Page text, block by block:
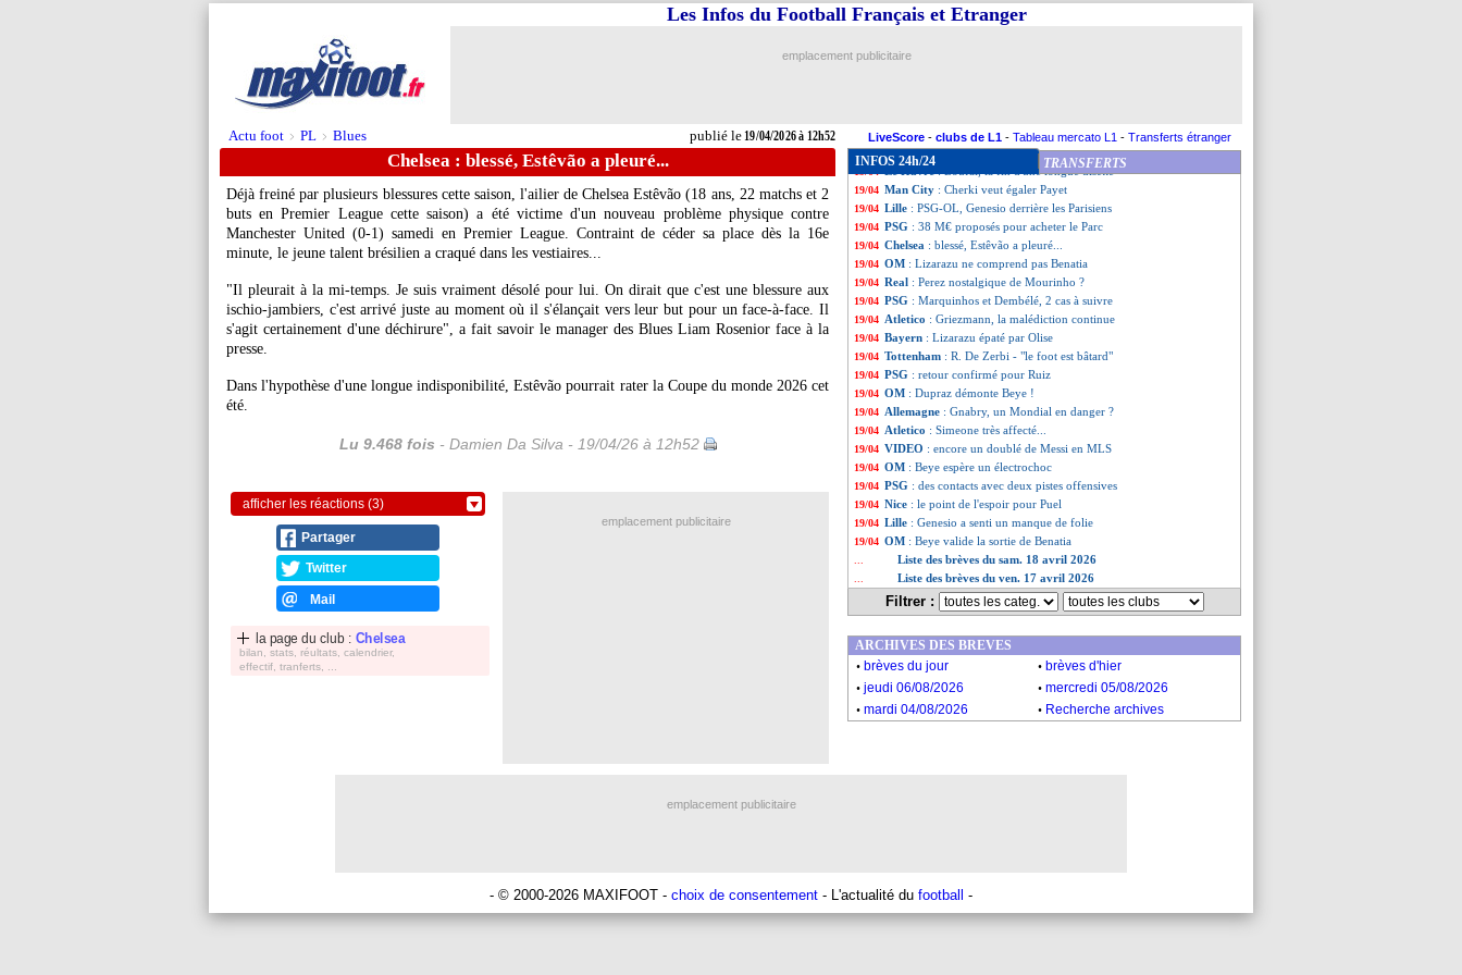
Actu foot > PL > Blues publié le19/04/2026 à 12h52
Les Infos du Football Français et Etranger
emplacement publicitaire
LiveScore - clubs de L1 - Tableau mercato L1 - Transferts étranger
Chelsea : blessé, Estêvão a pleuré...
Déjà freiné par plusieurs blessures cette saison, l'ailier de ChelseaEstêvão (18 ans, 22 matchs et 2
buts en Premier League cette saison) a été victime d'un nouveau problème physique contre
Manchester United (0-1) samedi en Premier League. Contraint de céder sa place dès la 16e
minute, le jeune talent brésilien a craqué dans les vestiaires...
"Il pleurait à la mi-temps. Je suis vraiment désolé pour lui. On dirait que c'est une blessure aux
ischio-jambiers, c'est arrivé juste au moment où il s'élançait vers leur but pour un face-à-face. Il
s'agit certainement d'une déchirure", a fait savoir le manager des Blues Liam Rosenior face à la
presse.
Dans l'hypothèse d'une longue indisponibilité, Estêvão pourrait rater la Coupe du monde 2026 cet
été.
Lu 9.468 fois - Damien Da Silva - 19/04/26 à 12h52
afficher les réactions (3)
Partager
Twitter
Mail
la page du club : Chelsea
bilan, stats, réultats, calendrier,
effectif, tranferts, ...
INFOS 24h/24 TRANSFERTS
19/04 L1: Nantes-Brest, les compos
19/04 L1: Strasbourg-Rennes, les compos
19/04 Atletico
19/04 Real: Camavinga a craqué dans le vestiaire
19/04 L1: Monaco-Auxerre, les compos
: Boufal, la fin d'une longue disette
19/04 Man City : Cherki veut égaler Payet
19/04 Lille : PSG-OL, Genesio derrière les Parisiens
19/04 PSG : 38 M€ proposés pour acheter le Parc
19/04 Chelsea : blessé, Estêvão a pleuré...
19/04 OM : Lizarazu ne comprend pas Benatia
19/04 Real : Perez nostalgique de Mourinho ?
19/04 PSG : Marquinhos et Dembélé, 2 cas à suivre
19/04 Atletico : Griezmann, la malédiction continue
19/04 Bayern : Lizarazu épaté par Olise
19/04 Tottenham : R. De Zerbi - "le foot est bâtard"
19/04 PSG : retour confirmé pour Ruiz
19/04 OM : Dupraz démonte Beye !
19/04 Allemagne : Gnabry, un Mondial en danger ?
19/04 Atletico : Simeone très affecté...
19/04 VIDEO : encore un doublé de Messi en MLS
19/04 OM : Beye espère un électrochoc
19/04 PSG : des contacts avec deux pistes offensives
19/04 Nice : le point de l'espoir pour Puel
19/04 Lille : Genesio a senti un manque de folie
19/04 OM : Beye valide la sortie de Benatia
Liste des brèves du sam. 18 avril 2026
Liste des brèves du ven. 17 avril 2026
Filtrer :
emplacement publicitaire
ARCHIVES DES BREVES
. brèves du jour . brèves d'hier
. jeudi 06/08/2026 . mercredi 05/08/2026
. mardi 04/08/2026 . Recherche archives
emplacement publicitaire
- © 2000-2026 MAXIFOOT - choix de consentement - L'actualité du football -